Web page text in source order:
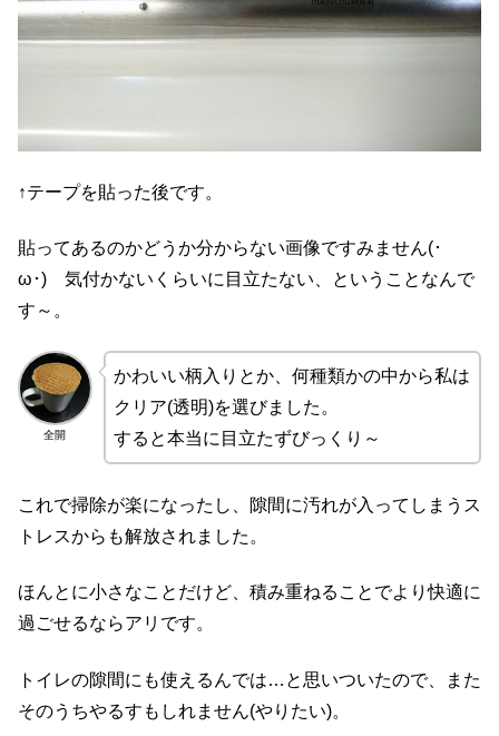
↑テープを貼った後です。
貼ってあるのかどうか分からない画像ですみません(･
ω･) 気付かないくらいに目立たない、ということなんで
す～。
全開
かわいい柄入りとか、何種類かの中から私は
クリア(透明)を選びました。
すると本当に目立たずびっくり～
これで掃除が楽になったし、隙間に汚れが入ってしまうス
トレスからも解放されました。
ほんとに小さなことだけど、積み重ねることでより快適に
過ごせるならアリです。
トイレの隙間にも使えるんでは…と思いついたので、また
そのうちやるすもしれません(やりたい)。